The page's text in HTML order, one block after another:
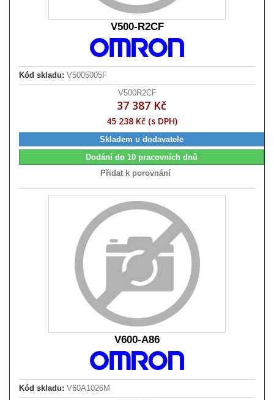
V500-R2CF
Kód skladu: V5005005F
V500R2CF
37 387 Kč
45 238 Kč (s DPH)
Skladem u dodavatele
Dodání do 10 pracovních dnů
Přidat k porovnání
V600-A86
Kód skladu: V60A1026M